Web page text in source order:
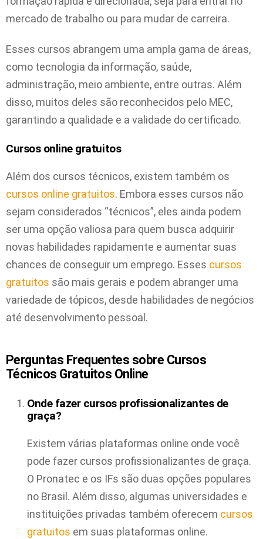
mercado de trabalho ou para mudar de carreira.
Esses cursos abrangem uma ampla gama de áreas,
como tecnologia da informação, saúde,
administração, meio ambiente, entre outras. Além
disso, muitos deles são reconhecidos pelo MEC,
garantindo a qualidade e a validade do certificado.
Cursos online gratuitos
Além dos cursos técnicos, existem também os
cursos online gratuitos. Embora esses cursos não
sejam considerados “técnicos”, eles ainda podem
ser uma opção valiosa para quem busca adquirir
novas habilidades rapidamente e aumentar suas
chances de conseguir um emprego. Esses cursos
gratuitos são mais gerais e podem abranger uma
variedade de tópicos, desde habilidades de negócios
até desenvolvimento pessoal.
Perguntas Frequentes sobre Cursos
Técnicos Gratuitos Online
Onde fazer cursos profissionalizantes de
graça?
Existem várias plataformas online onde você
pode fazer cursos profissionalizantes de graça.
O Pronatec e os IFs são duas opções populares
no Brasil. Além disso, algumas universidades e
instituições privadas também oferecem cursos
gratuitos em suas plataformas online.